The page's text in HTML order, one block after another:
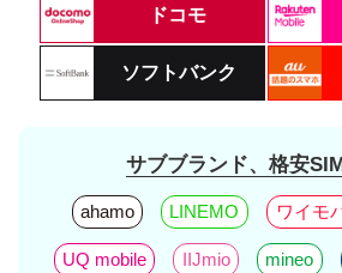
ドコモ
ソフトバンク
サブブランド、格安
ahamo LINEMO ワイモ
UQ mobile IIJmio mineo